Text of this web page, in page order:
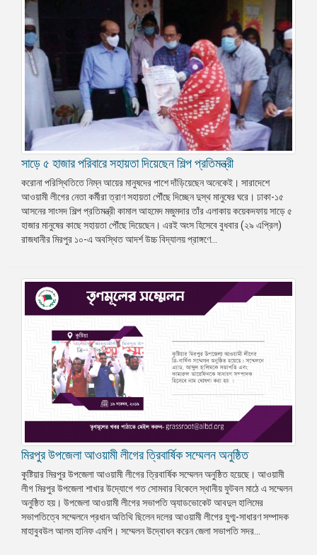
সাড়ে ৫ হাজার পরিবারে সহায়তা দিয়েছেন শিল্প প্রতিমন্ত্রী
করোনা পরিস্থিতিতে নিম্ন আয়ের মানুষদের পাশে দাঁড়িয়েছেন অনেকেই। সারাদেশে
আওয়ামী লীগের নেতা কর্মীরা ত্রাণ সহায়তা পৌঁছে দিচ্ছেন দুস্থ মানুষের ঘরে। ঢাকা-১৫
আসনের সাংসদ শিল্প প্রতিমন্ত্রী কামাল আহমেদ মজুমদার তাঁর এলাকায় কয়েকদফায় সাড়ে ৫
হাজার মানুষের কাছে সহায়তা পৌঁছে দিয়েছেন। এরই অংস হিসেবে বুধবার (২৯ এপ্রিল)
রাজধানীর মিরপুর ১০-এ অবস্থিত আদর্শ উচ্চ বিদ্যালয় প্রাঙ্গণে...
মিরপুর উপজেলা আওয়ামী লীগের ত্রিবার্ষিক সম্মেলন অনুষ্ঠিত
কুষ্টিয়ার মিরপুর উপজেলা আওয়ামী লীগের ত্রিবার্ষিক সম্মেলন অনুষ্ঠিত হয়েছে। আওয়ামী
লীগ মিরপুর উপজেলা শাখার উদ্যোগে গত সোমবার বিকেলে স্থানীয় ফুটবল মাঠে এ সম্মেলন
অনুষ্ঠিত হয়। উপজেলা আওয়ামী লীগের সভাপতি অ্যাডভোকেট আবদুল হালিমের
সভাপতিত্বে সম্মেলনে প্রধান অতিথি ছিলেন দলের আওয়ামী লীগের যুগ্ম-সাধারণ সম্পাদক
মাহাবুবউল আলম হানিফ এমপি। সম্মেলন উদ্বোধন করেন জেলা সভাপতি সদর...